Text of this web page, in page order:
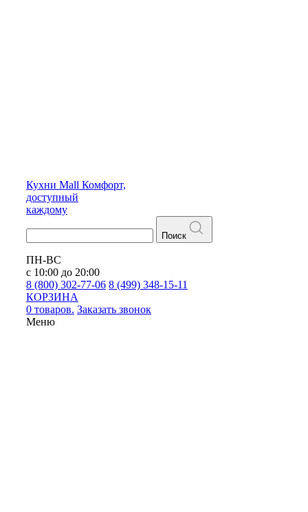
Кухни Mall Комфорт,
доступный
каждому
Поиск
ПН-ВС
с 10:00 до 20:00
8 (800) 302-77-06 8 (499) 348-15-11
КОРЗИНА
0 товаров. Заказать звонок
Меню